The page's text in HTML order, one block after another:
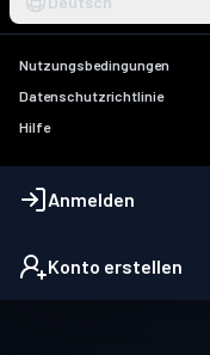
Nutzungsbedingungen
Datenschutzrichtlinie
Hilfe
Anmelden
Konto erstellen